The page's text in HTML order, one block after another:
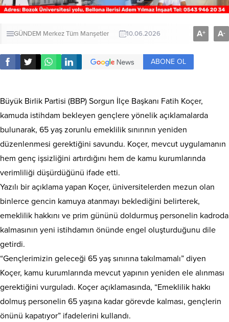
GÜNDEM MerkezTüm Manşetler 10.06.2026 A+ A-
ABONE OL
Büyük Birlik Partisi (BBP) Sorgun İlçe Başkanı Fatih Koçer,
kamuda istihdam bekleyen gençlere yönelik açıklamalarda
bulunarak, 65 yaş zorunlu emeklilik sınırının yeniden
düzenlenmesi gerektiğini savundu. Koçer, mevcut uygulamanın
hem genç işsizliğini artırdığını hem de kamu kurumlarında
verimliliği düşürdüğünü ifade etti.
Yazılı bir açıklama yapan Koçer, üniversitelerden mezun olan
binlerce gencin kamuya atanmayı beklediğini belirterek,
emeklilik hakkını ve prim gününü doldurmuş personelin kadroda
kalmasının yeni istihdamın önünde engel oluşturduğunu dile
getirdi.
“Gençlerimizin geleceği 65 yaş sınırına takılmamalı” diyen
Koçer, kamu kurumlarında mevcut yapının yeniden ele alınması
gerektiğini vurguladı. Koçer açıklamasında, “Emeklilik hakkı
dolmuş personelin 65 yaşına kadar görevde kalması, gençlerin
önünü kapatıyor” ifadelerini kullandı.